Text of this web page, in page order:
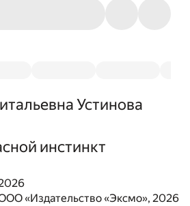
Устинова
инстинкт
«Издательство «Эксмо», 2026